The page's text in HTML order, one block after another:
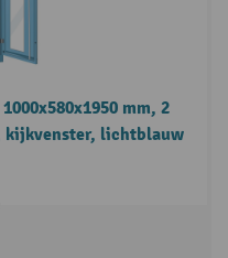
mm, 2
kijkvenster, lichtblauw